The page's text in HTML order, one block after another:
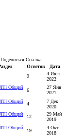
Поделиться Ссылка
Ответов
Дата
9
4 Июл
2022
Общий
6
27 Янв
2021
Общий
4
7 Дек
2020
Общий
12
29 Май
2019
Общий
19
4 Окт
2018